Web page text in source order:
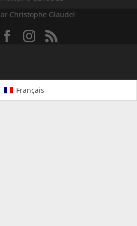
Christophe Glaudel
Français